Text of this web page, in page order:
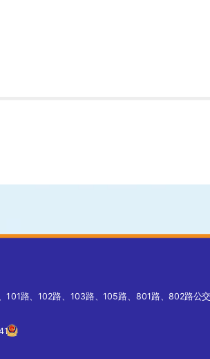
101路、102路、103路、105路、801路、802路公
号